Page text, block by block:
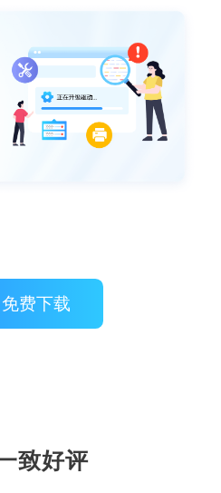
免费下载
致好评
具，让我这个技术小白
维护，真的是省心又省